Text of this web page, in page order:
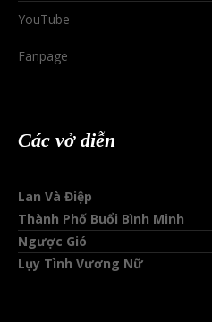
YouTube
Fanpage
Các vở diễn
Lan Và Điệp
Thành Phố Buổi Bình Minh
Ngược Gió
Lụy Tình Vương Nữ